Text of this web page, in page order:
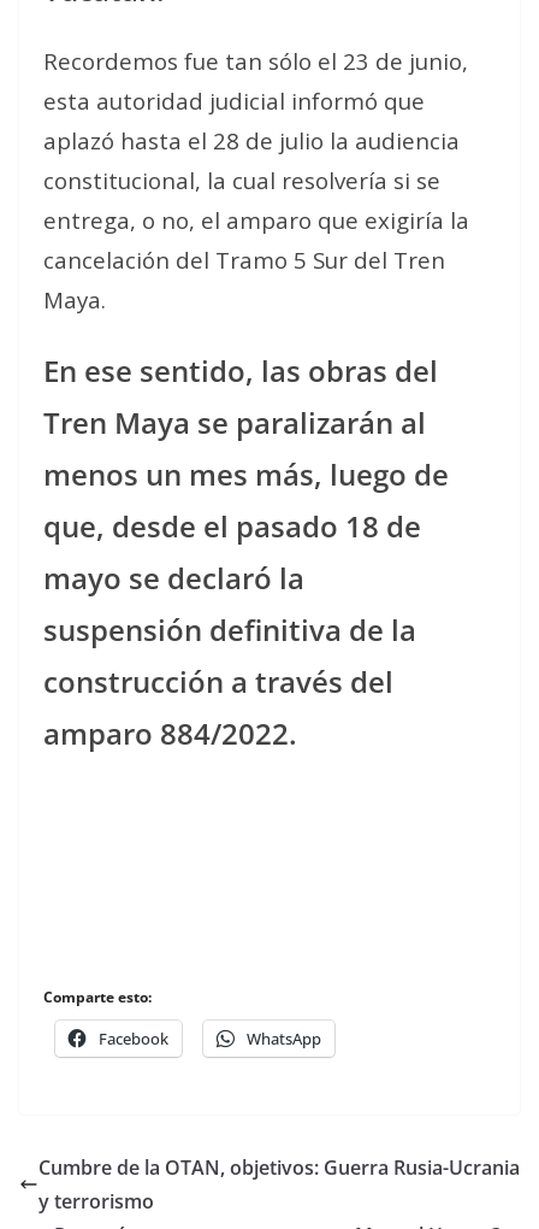
Recordemos fue tan sólo el 23 de junio,
esta autoridad judicial informó que
aplazó hasta el 28 de julio la audiencia
constitucional, la cual resolvería si se
entrega, o no, el amparo que exigiría la
cancelación del Tramo 5 Sur del Tren
Maya.
En ese sentido, las obras del
Tren Maya se paralizarán al
menos un mes más, luego de
que, desde el pasado 18 de
mayo se declaró la
suspensión definitiva de la
construcción a través del
amparo 884/2022.
Comparte esto:
Facebook WhatsApp
Cumbre de la OTAN, objetivos: Guerra Rusia-Ucrania
y terrorismo